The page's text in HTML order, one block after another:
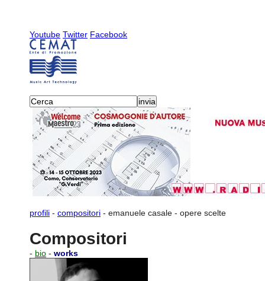
Youtube Twitter Facebook
profili - compositori - emanuele casale - opere scelte
Compositori
- bio - works